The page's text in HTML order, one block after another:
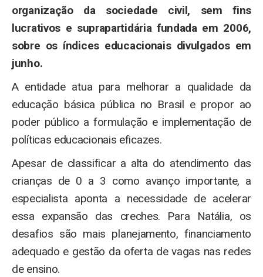
organização da sociedade civil, sem fins
lucrativos e suprapartidária fundada em 2006,
sobre os índices educacionais divulgados em
junho.
A entidade atua para melhorar a qualidade da
educação básica pública no Brasil e propor ao
poder público a formulação e implementação de
políticas educacionais eficazes.
Apesar de classificar a alta do atendimento das
crianças de 0 a 3 como avanço importante, a
especialista aponta a necessidade de acelerar
essa expansão das creches. Para Natália, os
desafios são mais planejamento, financiamento
adequado e gestão da oferta de vagas nas redes
de ensino.